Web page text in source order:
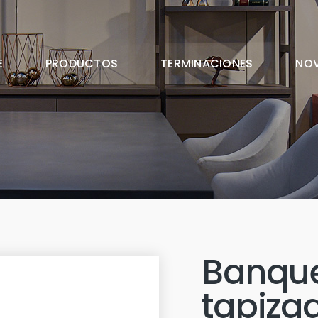
PRODUCTOS TERMINACIONES